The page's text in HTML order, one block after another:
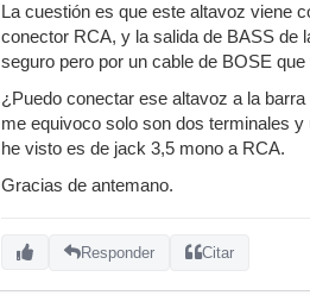
La cuestión es que este altavoz viene
conector RCA, y la salida de BASS de
seguro pero por un cable de BOSE
¿Puedo conectar ese altavoz a la
me equivoco solo son dos terminales
he visto es de jack 3,5 mono a RCA.
Gracias de antemano.
Responder Citar